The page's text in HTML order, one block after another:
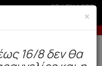
GR|EN|SRB
σε 3-5 εργάσιμες.
×
16/8 δεν θα